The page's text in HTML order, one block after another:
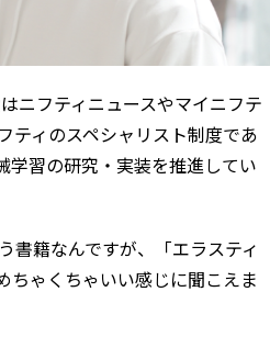
ニフティニュースやマイニフテ
ティのスペシャリスト制度であ
習の研究・実装を推進してい
書籍なんですが、「エラスティ
ちゃくちゃいい感じに聞こえま